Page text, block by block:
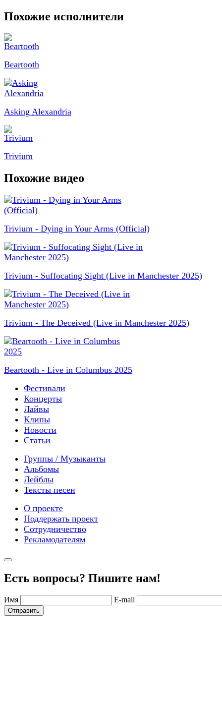
Похожие исполнители
Beartooth
Asking Alexandria
Trivium
Похожие видео
Trivium - Dying in Your Arms (Official)
Trivium - Suffocating Sight (Live in Manchester 2025)
Trivium - The Deceived (Live in Manchester 2025)
Beartooth - Live in Columbus 2025
Фестивали
Концерты
Лайвы
Клипы
Новости
Статьи
Группы / Музыканты
Альбомы
Лейблы
Тексты песен
О проекте
Поддержать проект
Сотрудничество
Рекламодателям
Есть вопросы? Пишите нам!
Имя E-mail